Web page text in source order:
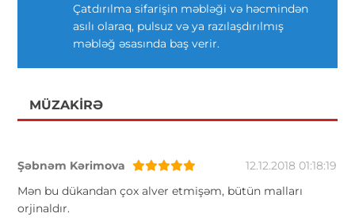
Çatdırılma sifarişin məbləği və həcmindən
asılı olaraq, pulsuz və ya razılaşdırılmış
məbləğ əsasında baş verir.
MÜZAKIRƏ
Şəbnəm Kərimova
12.12.2018 01:18:19
Mən bu dükandan çox alver etmişəm, bütün malları
orjinaldır.